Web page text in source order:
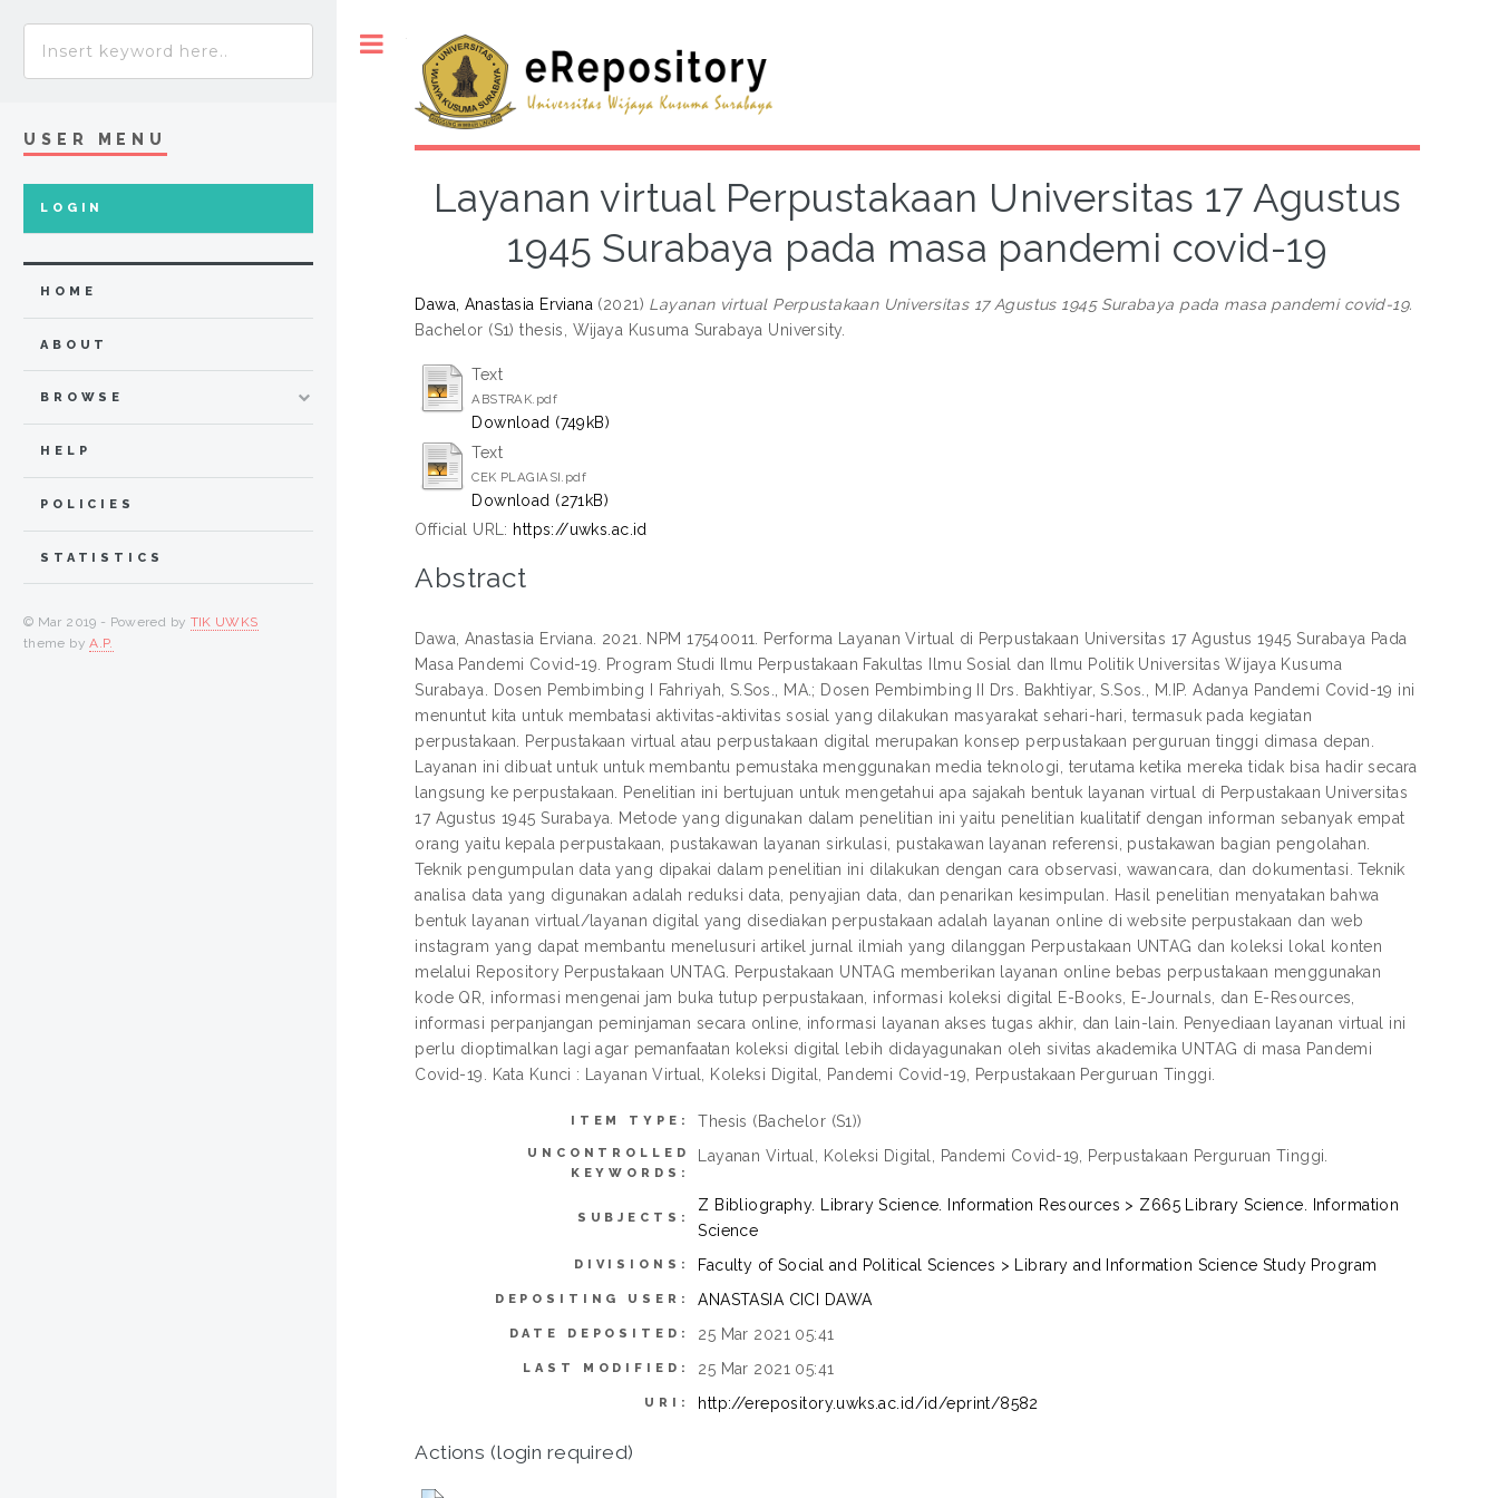
Layanan virtual Perpustakaan Universitas 17 Agustus
1945 Surabaya pada masa pandemi covid-19
Dawa, Anastasia Erviana (2021) Layanan virtual Perpustakaan Universitas 17 Agustus 1945 Surabaya pada masa pandemi covid-19.
Bachelor (S1) thesis, Wijaya Kusuma Surabaya University.
Text
ABSTRAK.pdf
Download (749kB)
Text
CEK PLAGIASI.pdf
Download (271kB)
Official URL: https://uwks.ac.id
Abstract
Dawa, Anastasia Erviana. 2021. NPM 17540011. Performa Layanan Virtual di Perpustakaan Universitas 17 Agustus 1945 Surabaya Pada
Masa Pandemi Covid-19. Program Studi Ilmu Perpustakaan Fakultas Ilmu Sosial dan Ilmu Politik Universitas Wijaya Kusuma
Surabaya. Dosen Pembimbing I Fahriyah, S.Sos., MA.; Dosen Pembimbing II Drs. Bakhtiyar, S.Sos., M.IP. Adanya Pandemi Covid-19 ini
menuntut kita untuk membatasi aktivitas-aktivitas sosial yang dilakukan masyarakat sehari-hari, termasuk pada kegiatan
perpustakaan. Perpustakaan virtual atau perpustakaan digital merupakan konsep perpustakaan perguruan tinggi dimasa depan.
Layanan ini dibuat untuk untuk membantu pemustaka menggunakan media teknologi, terutama ketika mereka tidak bisa hadir secara
langsung ke perpustakaan. Penelitian ini bertujuan untuk mengetahui apa sajakah bentuk layanan virtual di Perpustakaan Universitas
17 Agustus 1945 Surabaya. Metode yang digunakan dalam penelitian ini yaitu penelitian kualitatif dengan informan sebanyak empat
orang yaitu kepala perpustakaan, pustakawan layanan sirkulasi, pustakawan layanan referensi, pustakawan bagian pengolahan.
Teknik pengumpulan data yang dipakai dalam penelitian ini dilakukan dengan cara observasi, wawancara, dan dokumentasi. Teknik
analisa data yang digunakan adalah reduksi data, penyajian data, dan penarikan kesimpulan. Hasil penelitian menyatakan bahwa
bentuk layanan virtual/layanan digital yang disediakan perpustakaan adalah layanan online di website perpustakaan dan web
instagram yang dapat membantu menelusuri artikel jurnal ilmiah yang dilanggan Perpustakaan UNTAG dan koleksi lokal konten
melalui Repository Perpustakaan UNTAG. Perpustakaan UNTAG memberikan layanan online bebas perpustakaan menggunakan
kode QR, informasi mengenai jam buka tutup perpustakaan, informasi koleksi digital E-Books, E-Journals, dan E-Resources,
informasi perpanjangan peminjaman secara online, informasi layanan akses tugas akhir, dan lain-lain. Penyediaan layanan virtual ini
perlu dioptimalkan lagi agar pemanfaatan koleksi digital lebih didayagunakan oleh sivitas akademika UNTAG di masa Pandemi
Covid-19. Kata Kunci : Layanan Virtual, Koleksi Digital, Pandemi Covid-19, Perpustakaan Perguruan Tinggi.
ITEM TYPE: Thesis (Bachelor (S1))
UNCONTROLLED
KEYWORDS:
Layanan Virtual, Koleksi Digital, Pandemi Covid-19, Perpustakaan Perguruan Tinggi.
SUBJECTS:
Z Bibliography. Library Science. Information Resources > Z665 Library Science. Information
Science
DIVISIONS: Faculty of Social and Political Sciences > Library and Information Science Study Program
DEPOSITING USER: ANASTASIA CICI DAWA
DATE DEPOSITED: 25 Mar 2021 05:41
LAST MODIFIED: 25 Mar 2021 05:41
URI: http://erepository.uwks.ac.id/id/eprint/8582
Actions (login required)
USER MENU
LOGIN
HOME
ABOUT
BROWSE
HELP
POLICIES
STATISTICS
© Mar 2019 - Powered by TIK UWKS
theme byA.P.
Toggle